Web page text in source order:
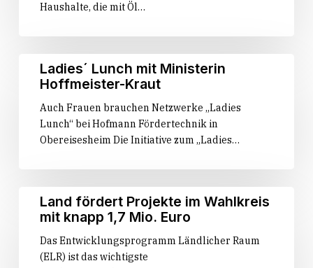
heute
2023)
nicht
leitungsgebundene
Energieträger
Land
schaltet
Online-
Portal
Haushalte, die mit Öl…
Ladies
Lunch
Ministerin
Hoffmeister-
Ladies´ Lunch mit Ministerin
Hoffmeister-Kraut
Auch Frauen brauchen Netzwerke „Ladies
Lunch“ bei Hofmann Fördertechnik in
Obereisesheim Die Initiative zum „Ladies…
Land
fördert
Projekte
Wahlkreis
Land fördert Projekte im Wahlkreis
mit knapp 1,7 Mio. Euro
Das Entwicklungsprogramm Ländlicher Raum
(ELR) ist das wichtigste